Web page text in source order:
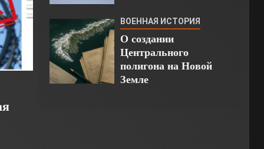
ВОЕННАЯ ИСТОРИЯ
О создании
Центрального
полигона на Новой
Земле